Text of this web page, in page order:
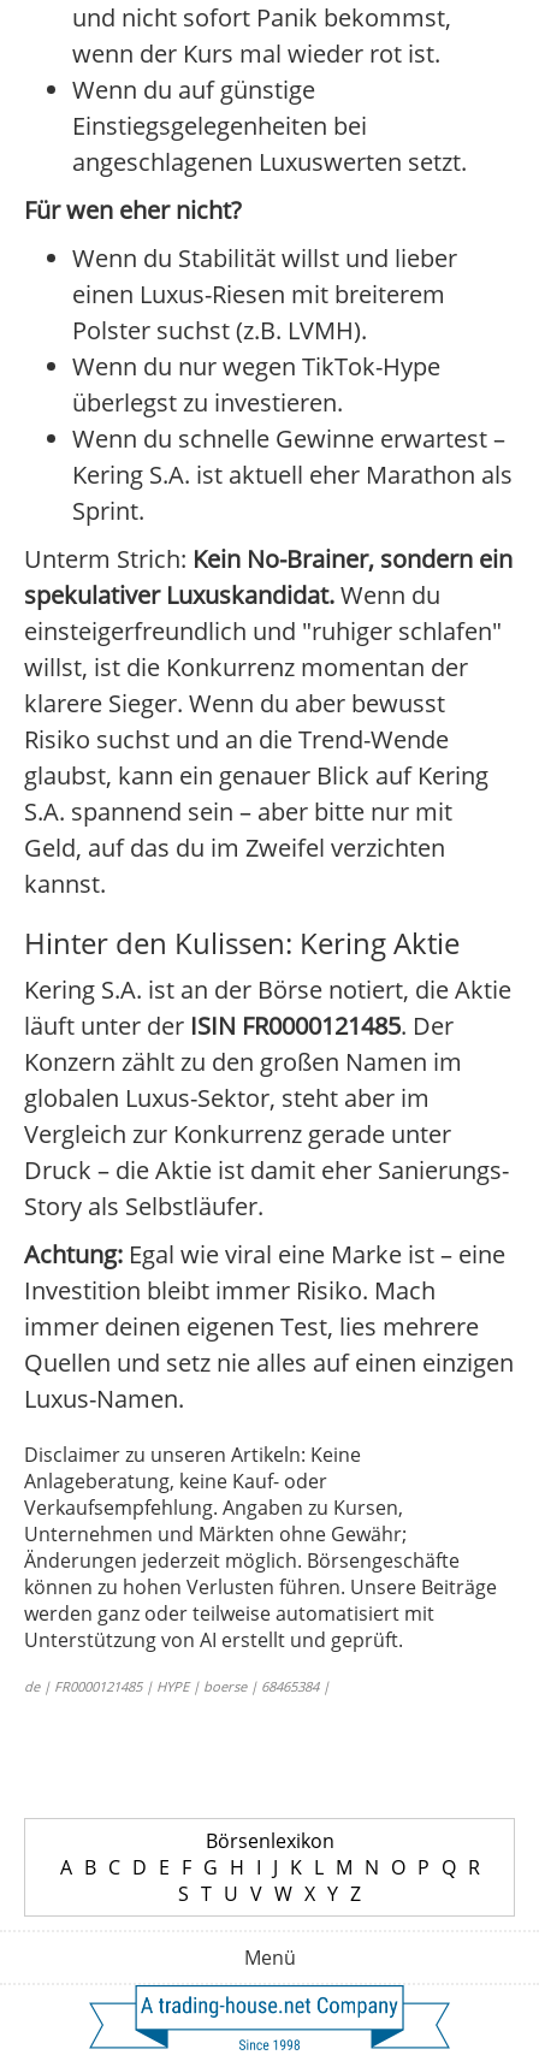
und nicht sofort Panik bekommst,
wenn der Kurs mal wieder rot ist.
Wenn du auf günstige
Einstiegsgelegenheiten bei
angeschlagenen Luxuswerten setzt.
Für wen eher nicht?
Wenn du Stabilität willst und lieber
einen Luxus-Riesen mit breiterem
Polster suchst (z.B. LVMH).
Wenn du nur wegen TikTok-Hype
überlegst zu investieren.
Wenn du schnelle Gewinne erwartest –
Kering S.A. ist aktuell eher Marathon als
Sprint.
Unterm Strich: Kein No-Brainer, sondern ein
spekulativer Luxuskandidat.Wenn du
einsteigerfreundlich und "ruhiger schlafen"
willst, ist die Konkurrenz momentan der
klarere Sieger. Wenn du aber bewusst
Risiko suchst und an die Trend-Wende
glaubst, kann ein genauer Blick auf Kering
S.A. spannend sein – aber bitte nur mit
Geld, auf das du im Zweifel verzichten
kannst.
Hinter den Kulissen: Kering Aktie
Kering S.A. ist an der Börse notiert, die Aktie
läuft unter der ISIN FR0000121485. Der
Konzern zählt zu den großen Namen im
globalen Luxus-Sektor, steht aber im
Vergleich zur Konkurrenz gerade unter
Druck – die Aktie ist damit eher Sanierungs-
Story als Selbstläufer.
Achtung: Egal wie viral eine Marke ist – eine
Investition bleibt immer Risiko. Mach
immer deinen eigenen Test, lies mehrere
Quellen und setz nie alles auf einen einzigen
Luxus-Namen.
Disclaimer zu unseren Artikeln: Keine
Anlageberatung, keine Kauf- oder
Verkaufsempfehlung. Angaben zu Kursen,
Unternehmen und Märkten ohne Gewähr;
Änderungen jederzeit möglich. Börsengeschäfte
können zu hohen Verlusten führen. Unsere Beiträge
werden ganz oder teilweise automatisiert mit
Unterstützung von AI erstellt und geprüft.
de | FR0000121485 | HYPE | boerse | 68465384 |
Börsenlexikon
A B C D E F G H I J K L M N O P Q R
S T U V W X Y Z
Menü